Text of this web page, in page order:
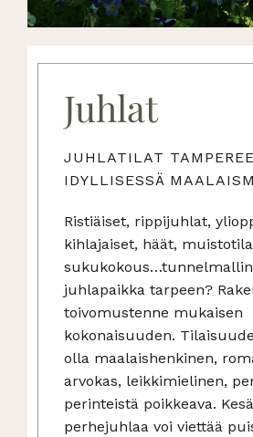
Juhlat
JUHLATILAT
IDYLLISESSÄ
Ristiäiset, rippijuhlat,
kihlajaiset, häät,
juhlapaikka tarpeen?
toivomustenne mukaisen
kokonaisuuden.
olla maalaishenkinen,
arvokas, leikkimielinen,
perinteistä poikkeava.
perhejuhlaa voi viettää